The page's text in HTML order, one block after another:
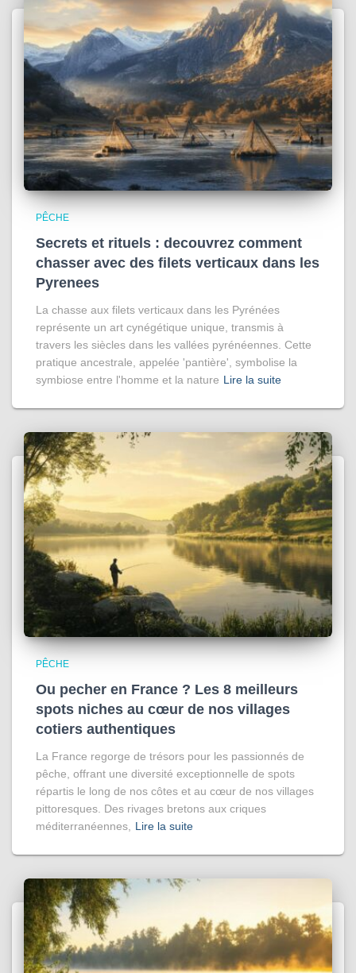
PÊCHE
Secrets et rituels : decouvrez comment
chasser avec des filets verticaux dans les
Pyrenees
La chasse aux filets verticaux dans les Pyrénées
représente un art cynégétique unique, transmis à
travers les siècles dans les vallées pyrénéennes. Cette
pratique ancestrale, appelée 'pantière', symbolise la
symbiose entre l'homme et la nature Lire la suite
PÊCHE
Ou pecher en France ? Les 8 meilleurs
spots niches au cœur de nos villages
cotiers authentiques
La France regorge de trésors pour les passionnés de
pêche, offrant une diversité exceptionnelle de spots
répartis le long de nos côtes et au cœur de nos villages
pittoresques. Des rivages bretons aux criques
méditerranéennes, Lire la suite